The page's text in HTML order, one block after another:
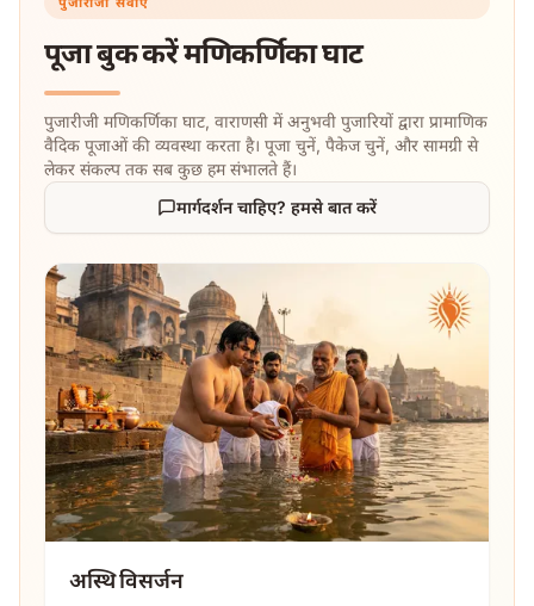
पूजा बुक करेंमणिकर्णिका घाट
पुजारीजी मणिकर्णिका घाट, वाराणसी में अनुभवी पुजारियों द्वारा प्रामाणिक
वैदिक पूजाओं की व्यवस्था करता है। पूजा चुनें, पैकेज चुनें, और सामग्री से
लेकर संकल्प तक सब कुछ हम संभालते हैं।
मार्गदर्शन चाहिए? हमसे बात करें
अस्थि विसर्जन